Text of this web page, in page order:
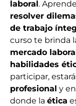
laboral.
resolver
de trabajo
curso te brinda
mercado
habilidades
participar,
profesional y
donde la ética